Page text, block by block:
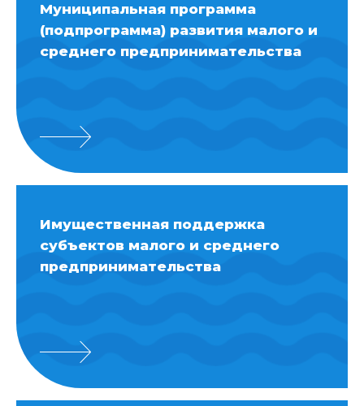
Муниципальная программа
(подпрограмма) развития малого и
среднего предпринимательства
Имущественная поддержка
субъектов малого и среднего
предпринимательства